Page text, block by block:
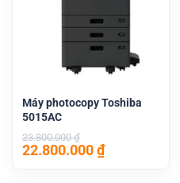
Máy photocopy Toshiba
5015AC
23.800.000₫
Giá
22.800.000₫Giá
hiện